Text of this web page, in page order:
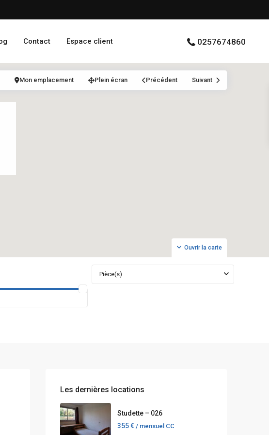
Contact Espace client 0257674860
Ouvrir la carte
Mon emplacement Plein écran Précédent Suivant
Pièce(s)
Les dernières locations
Studette – 026
355 € / mensuel CC